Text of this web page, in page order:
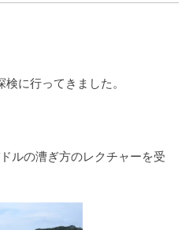
に行ってきました。
ルの漕ぎ方のレクチャーを受